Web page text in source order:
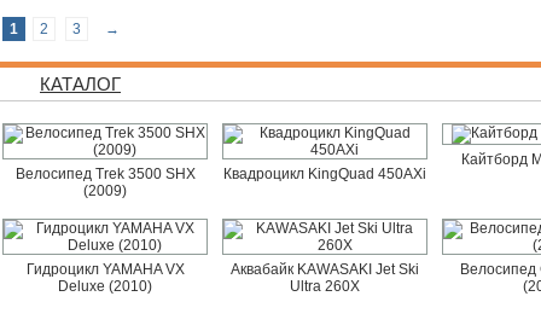
1 2 3 →
КАТАЛОГ
Велосипед Trek 3500 SHX
(2009)
Квадроцикл KingQuad 450AXi
Кайтборд
Гидроцикл YAMAHA VX
Deluxe (2010)
Аквабайк KAWASAKI Jet Ski
Ultra 260X
Велосипед